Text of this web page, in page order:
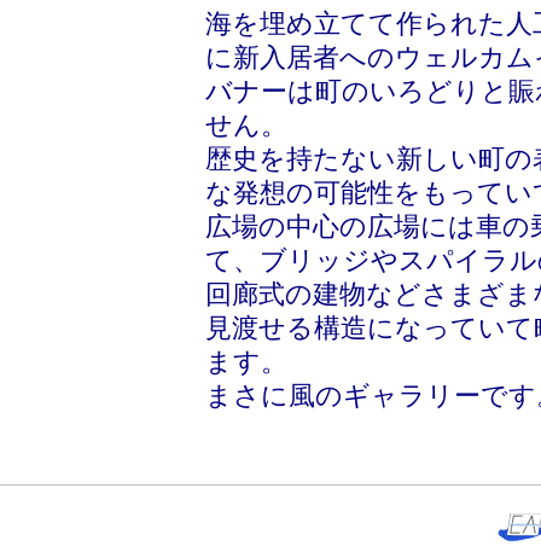
海を埋め立てて作られた
に新入居者へのウェルカ
バナーは町のいろどりと
せん。
歴史を持たない新しい町
な発想の可能性をもって
広場の中心の広場には車
て、ブリッジやスパイラ
回廊式の建物などさまざ
見渡せる構造になってい
ます。
まさに風のギャラリーです